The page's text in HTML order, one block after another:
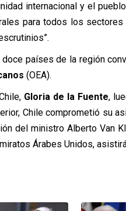
internacional y el
para todos los
países de la región
(OEA).
Gloria de la Fuente,
Chile comprometió su
del ministro Alberto Van
Árabes Unidos,